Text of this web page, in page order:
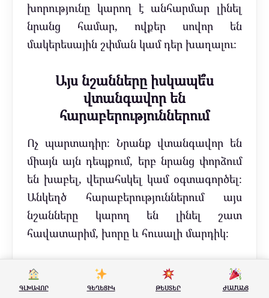
խորությունը կարող է անհարմար լինել
նրանց համար, ովքեր սովոր են
մակերեսային շփման կամ դեր խաղալու։
Այս նշանները իսկապե՞ս
վտանգավոր են
հարաբերություններում
Ոչ պարտադիր։ Նրանք վտանգավոր են
միայն այն դեպքում, երբ նրանց փորձում
են խաբել, վերահսկել կամ օգտագործել։
Անկեղծ հարաբերություններում այս
նշանները կարող են լինել շատ
հավատարիմ, խորը և հուսալի մարդիկ։
ԳԼԽԱՎՈՐ ԳԵՂԵՑԻԿ ԹԵՍՏԵՐ ԺԱՄԱՆՑ